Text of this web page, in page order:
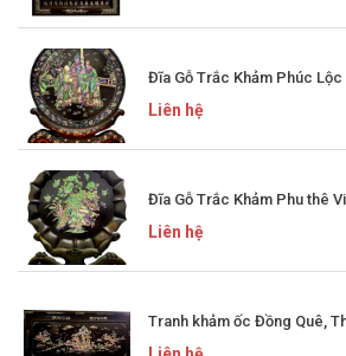
Đĩa Gỗ Trắc Khảm Phúc Lộc
Liên hệ
Đĩa Gỗ Trắc Khảm Phu thê
Liên hệ
Tranh khảm ốc Đồng Quê,